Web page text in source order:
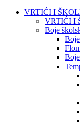
VRTIĆI I
VRTIĆI I
Boje